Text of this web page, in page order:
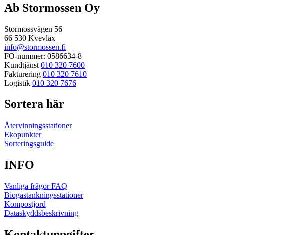
Ab Stormossen Oy
Stormossvägen 56
66 530 Kvevlax
info@stormossen.fi
FO-nummer: 0586634-8
Kundtjänst 010 320 7600
Fakturering 010 320 7610
Logistik 010 320 7676
Sortera här
Återvinningsstationer
Ekopunkter
Sorteringsguide
INFO
Vanliga frågor FAQ
Biogastankningsstationer
Kompostjord
Dataskyddsbeskrivning